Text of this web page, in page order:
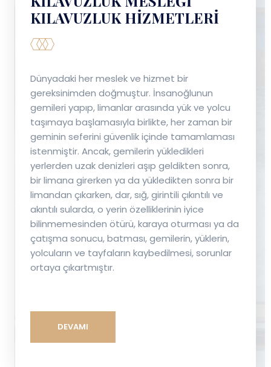
KILAVUZLUK HIZMETLERI
Dünyadaki her meslek ve hizmet bir
gereksinimden doğmuştur. İnsanoğlunun
gemileri yapıp, limanlar arasında yük ve yolcu
taşımaya başlamasıyla birlikte, her zaman bir
geminin seferini güvenlik içinde tamamlaması
istenmiştir. Ancak, gemilerin yükledikleri
yerlerden uzak denizleri aşıp geldikten sonra,
bir limana girerken ya da yükledikten sonra bir
limandan çıkarken, dar, sığ, girintili çıkıntılı ve
akıntılı sularda, o yerin özelliklerinin iyice
bilinmemesinden ötürü, karaya oturması ya da
çatışma sonucu, batması, gemilerin, yüklerin,
yolcuların ve tayfaların kaybedilmesi, sorunlar
ortaya çıkartmıştır.
DEVAMI